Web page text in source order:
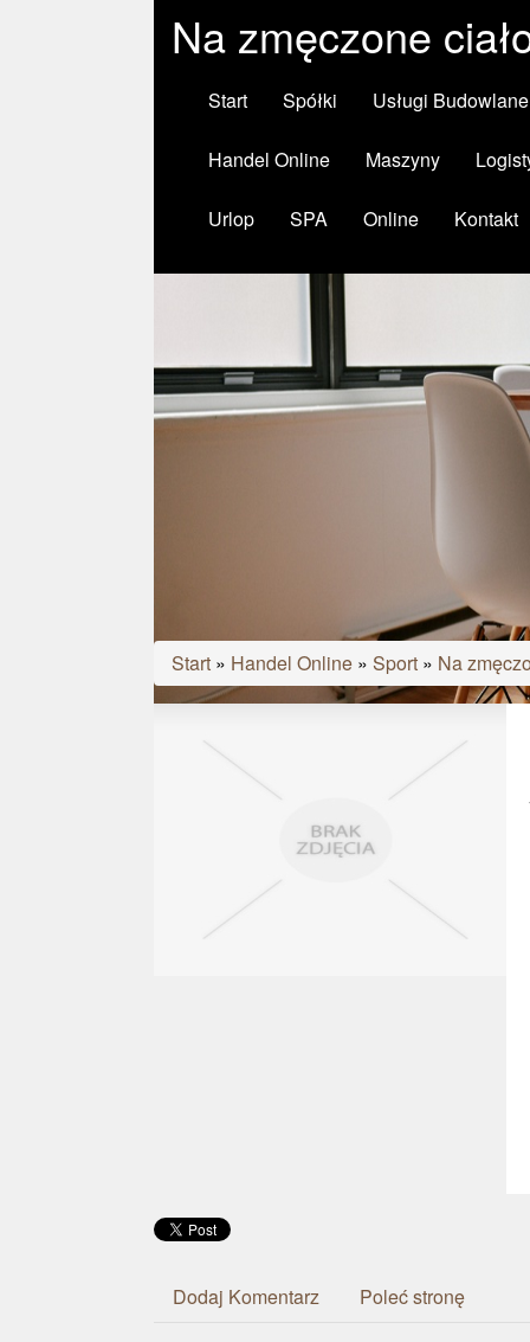
Na zmęczone
Start Spółki Usługi Budowlane
Handel Online Maszyny
Urlop SPA Online Kontakt
Start » Handel Online » Sport » Na
Dodaj Komentarz Poleć stronę